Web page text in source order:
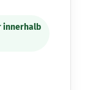
innerhalb